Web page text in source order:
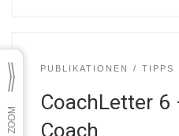
PUBLIKATIONEN TIPPS
CoachLetter 6
Coach